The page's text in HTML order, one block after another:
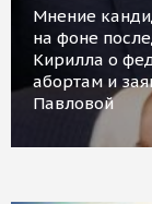
Мнение
на фоне
Кирилла о
абортам и
Павловой